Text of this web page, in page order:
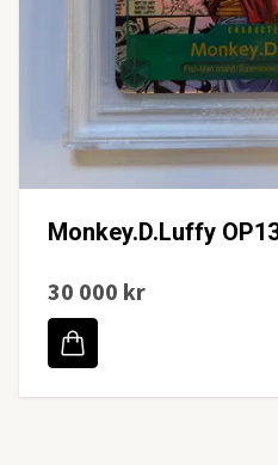
Monkey.D.Luffy
30 000 kr